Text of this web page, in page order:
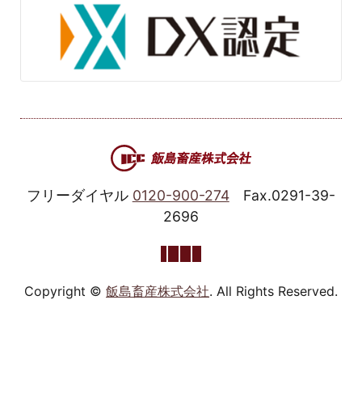
フリーダイヤル 0120-900-274
Fax.0291-39-
2696
Copyright © 飯島畜産株式会社. All Rights Reserved.